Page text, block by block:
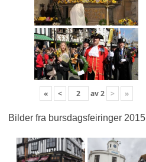
« < av2 > »
Bilder fra bursdagsfeiringer 2015